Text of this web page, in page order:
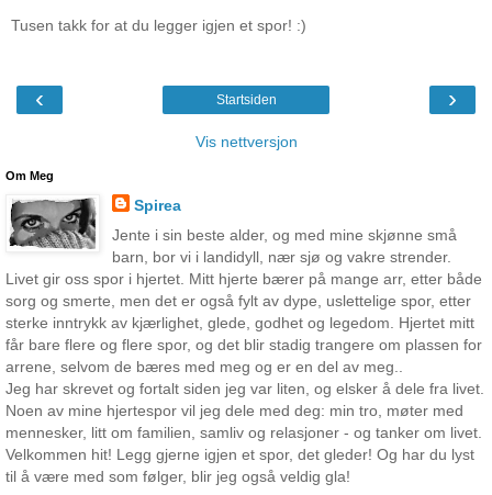
Tusen takk for at du legger igjen et spor! :)
‹ ›
Startsiden
Vis nettversjon
Om Meg
Spirea
Jente i sin beste alder, og med mine skjønne små
barn, bor vi i landidyll, nær sjø og vakre strender.
Livet gir oss spor i hjertet. Mitt hjerte bærer på mange arr, etter både
sorg og smerte, men det er også fylt av dype, uslettelige spor, etter
sterke inntrykk av kjærlighet, glede, godhet og legedom. Hjertet mitt
får bare flere og flere spor, og det blir stadig trangere om plassen for
arrene, selvom de bæres med meg og er en del av meg..
Jeg har skrevet og fortalt siden jeg var liten, og elsker å dele fra livet.
Noen av mine hjertespor vil jeg dele med deg: min tro, møter med
mennesker, litt om familien, samliv og relasjoner - og tanker om livet.
Velkommen hit! Legg gjerne igjen et spor, det gleder! Og har du lyst
til å være med som følger, blir jeg også veldig gla!